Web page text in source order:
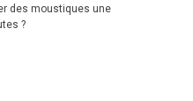
des moustiques une
?